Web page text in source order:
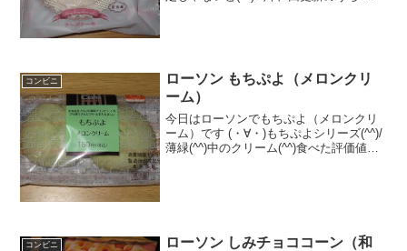
コンビニ
ローソン もちぷよ（メロンクリ
ーム）
今日はローソンでもちぷよ（メロンクリ
ーム）です (・∀・)もちぷよシリーズ(^^)/
薄緑(^^)中のクリーム(^^)食べた評価値
コンビニ
ローソン しみチョココーン（和